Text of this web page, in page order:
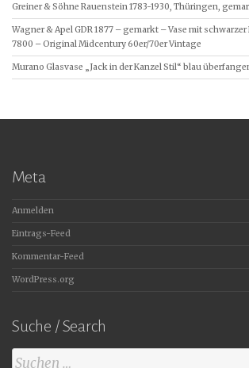
Greiner & Söhne Rauenstein 1783-1930, Thüringen,
Wagner & Apel GDR 1877 – gemarkt – Vase mit
7800 – Original Midcentury 60er/70er Vintage
Murano Glasvase „Jack in der Kanzel Stil“ blau
Meta
Anmelden
Eintrags-Feed
Kommentar-Feed
WordPress.org
Suche / Search